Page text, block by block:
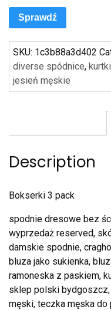
Sprawdź
SKU: 1c3b88a3d402
diverse spódnice,
jesień męskie
Description
Bokserki 3 pack
spodnie dresowe bez
wyprzedaż reserved,
damskie spodnie,
bluza jako sukienka,
ramoneska z paskiem,
sklep polski
męski, teczka męska do